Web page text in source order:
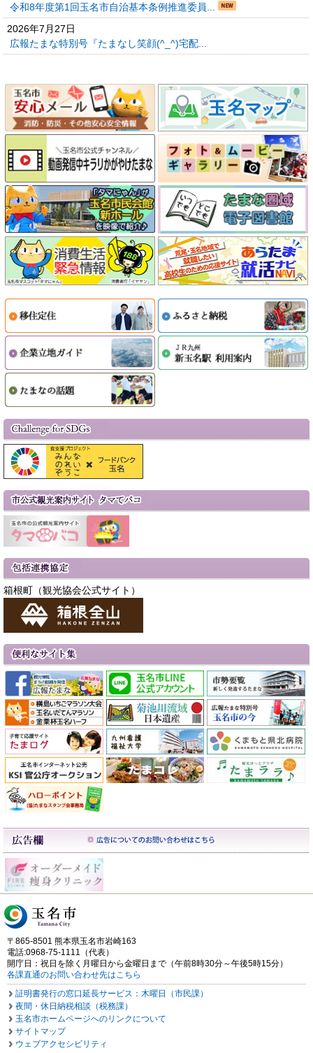
令和8年度第1回玉名市自治基本条例推進委員...
2026年7月27日
広報たまな特別号『たまなし笑顔(^_^)宅配...
箱根町（観光協会公式サイト）
〒865-8501 熊本県玉名市岩崎163
電話:0968-75-1111（代表）
開庁日：祝日を除く月曜日から金曜日まで（午前8時30分～午後5時15分）
各課直通のお問い合わせ先はこちら
証明書発行の窓口延長サービス：木曜日（市民課）
夜間・休日納税相談（税務課）
玉名市ホームページへのリンクについて
サイトマップ
ウェブアクセシビリティ